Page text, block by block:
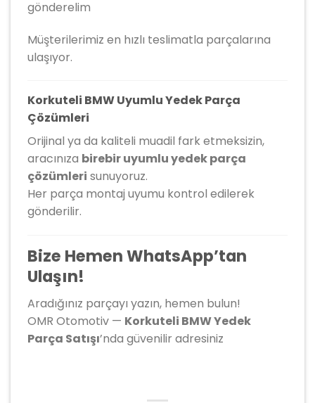
gönderelim
Müşterilerimiz en hızlı teslimatla parçalarına
ulaşıyor.
Korkuteli BMW Uyumlu Yedek Parça
Çözümleri
Orijinal ya da kaliteli muadil fark etmeksizin,
aracınıza birebir uyumlu yedek parça
çözümleri sunuyoruz.
Her parça montaj uyumu kontrol edilerek
gönderilir.
Bize Hemen WhatsApp’tan
Ulaşın!
Aradığınız parçayı yazın, hemen bulun!
OMR Otomotiv — Korkuteli BMW Yedek
Parça Satışı’nda güvenilir adresiniz